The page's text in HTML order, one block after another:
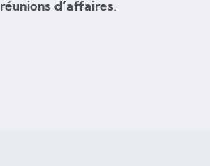
réunions d’affaires.